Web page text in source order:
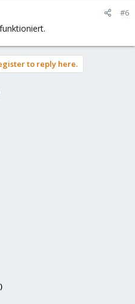
#6
to reply here.